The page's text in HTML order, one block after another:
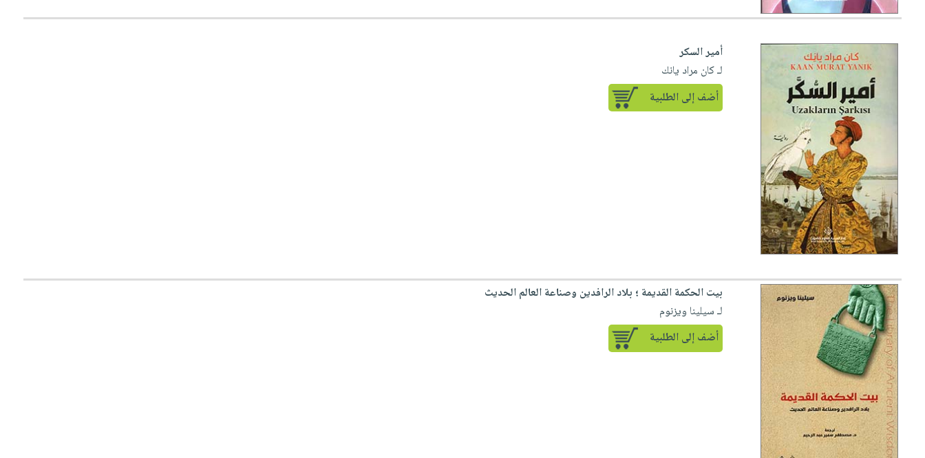
أمير السكر
لـ كان مراد يانك
أضف إلى الطلبية
بيت الحكمة القديمة ؛ بلاد الرافدين وصناعة العالم الحديث
لـ سيلينا ويزنوم
أضف إلى الطلبية